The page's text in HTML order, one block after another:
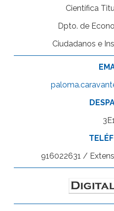
Científica
Dpto. de
Ciudadanos e
916022631 /